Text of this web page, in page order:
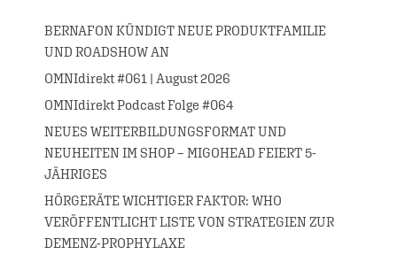
BERNAFON KÜNDIGT NEUE PRODUKTFAMILIE
UND ROADSHOW AN
OMNIdirekt #061 | August 2026
OMNIdirekt Podcast Folge #064
NEUES WEITERBILDUNGSFORMAT UND
NEUHEITEN IM SHOP – MIGOHEAD FEIERT 5-
JÄHRIGES
HÖRGERÄTE WICHTIGER FAKTOR: WHO
VERÖFFENTLICHT LISTE VON STRATEGIEN ZUR
DEMENZ-PROPHYLAXE